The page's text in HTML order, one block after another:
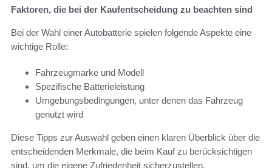
Faktoren, die bei der Kaufentscheidung zu beachten sind
Bei der Wahl einer Autobatterie spielen folgende Aspekte eine
wichtige Rolle:
Fahrzeugmarke und Modell
Spezifische Batterieleistung
Umgebungsbedingungen, unter denen das Fahrzeug
genutzt wird
Diese Tipps zur Auswahl geben einen klaren Überblick über die
entscheidenden Merkmale, die beim Kauf zu berücksichtigen
sind, um die eigene Zufriedenheit sicherzustellen.